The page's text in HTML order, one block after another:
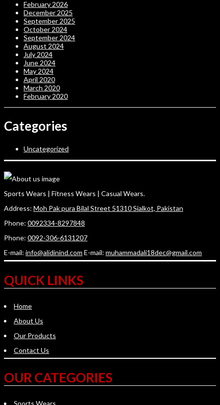
February 2026
December 2025
September 2025
October 2024
September 2024
August 2024
July 2024
June 2024
May 2024
April 2020
March 2020
February 2020
Categories
Uncategorized
Sports Wears | Fitness Wears | Casual Wears.
Address: Moh Pak pura Bilal Street 51310 Sialkot, Pakistan
Phone: 0092334-8297848
Phone: 0092-306-6131207
E-mail: info@alidinind.com E-mail: muhammadali18dec@gmail.com
QUICK LINKS
Home
About Us
Our Products
Contact Us
OUR CATEGORIES